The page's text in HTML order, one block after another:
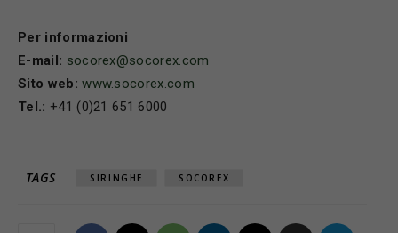
Per informazioni
E-mail: socorex@socorex.com
Sito web: www.socorex.com
Tel.: +41 (0)21 651 6000
TAGS SIRINGHE SOCOREX